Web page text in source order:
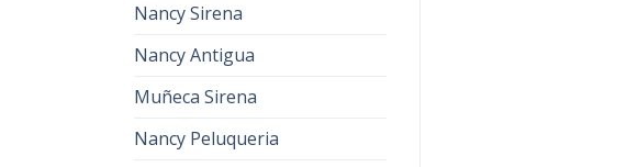
Nancy Sirena
Nancy Antigua
Muñeca Sirena
Nancy Peluqueria